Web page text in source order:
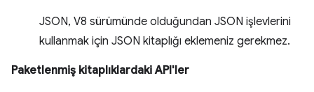
JSON, V8 sürümünde olduğundan JSON işlevlerini
kullanmak için JSON kitaplığı eklemeniz gerekmez.
Paketlenmiş kitaplıklardaki API'ler